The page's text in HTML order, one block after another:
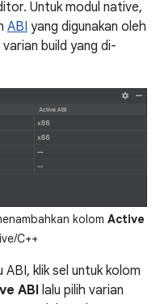
Untuk modul native,
ABI yang digunakan oleh
build yang di-
kolom Active
C++
klik sel untuk kolom
ABI lalu pilih varian